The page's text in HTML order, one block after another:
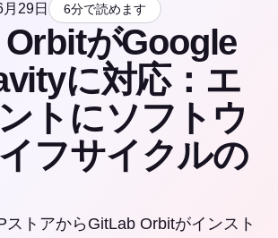
29日 6分で読めます
がGoogle
に対応：エ
トにソフトウ
フサイクルの
ストアからGitLab Orbitがインスト